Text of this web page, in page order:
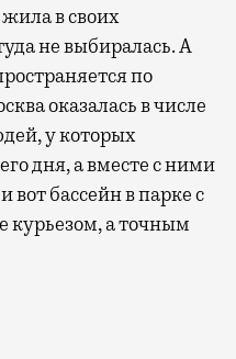
в своих
не выбиралась. А
по
оказалась в числе
у которых
дня, а вместе с ними
бассейн в парке с
курьезом, а точным